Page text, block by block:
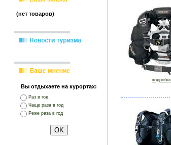
(нет товаров)
Вы отдыхаете на курортах:
Раз в год
Чаще раза в год
Реже раза в год